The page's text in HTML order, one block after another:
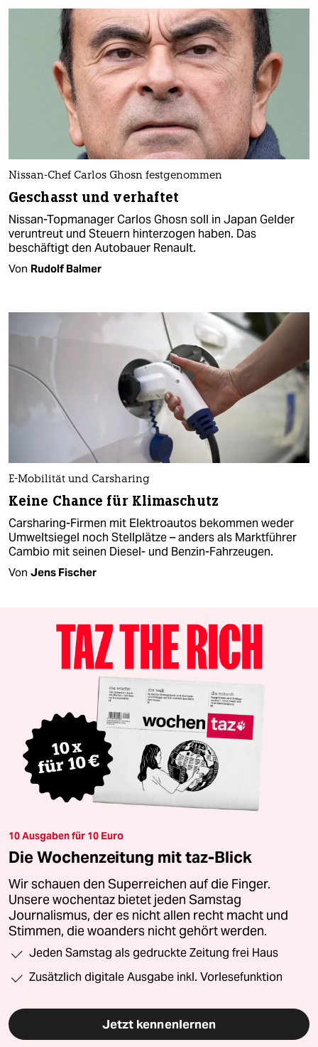
Nissan-Chef Carlos Ghosn festgenommen
Geschasst und verhaftet
Nissan-Topmanager Carlos Ghosn soll in Japan Gelder
veruntreut und Steuern hinterzogen haben. Das
beschäftigt den Autobauer Renault.
Von Rudolf Balmer
E-Mobilität und Carsharing
Keine Chance für Klimaschutz
Carsharing-Firmen mit Elektroautos bekommen weder
Umweltsiegel noch Stellplätze – anders als Marktführer
Cambio mit seinen Diesel- und Benzin-Fahrzeugen.
Von Jens Fischer
10 Ausgaben für 10 Euro
Die Wochenzeitung mit taz-Blick
Wir schauen den Superreichen auf die Finger.
Unsere wochentaz bietet jeden Samstag
Journalismus, der es nicht allen recht macht und
Stimmen, die woanders nicht gehört werden.
Jeden Samstag als gedruckte Zeitung frei Haus
Zusätzlich digitale Ausgabe inkl. Vorlesefunktion
Jetzt kennenlernen